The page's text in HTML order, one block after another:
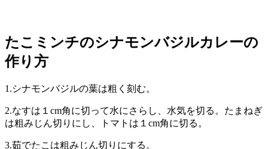
たこミンチのシナモンバジルカレーの
作り方
1.シナモンバジルの葉は粗く刻む。
2.なすは１cm角に切って水にさらし、水気を切る。たまねぎ
は粗みじん切りにし、トマトは１cm角に切る。
3.茹でたこは粗みじん切りにする。